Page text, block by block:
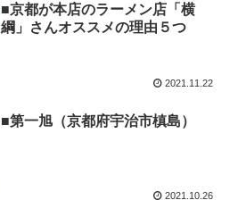
■京都が本店のラーメン店「横
綱」さんオススメの理由５つ
2021.11.22
■第一旭（京都府宇治市槙島）
2021.10.26